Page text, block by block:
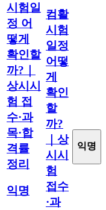
시험일
정 어
떻게
확인할
까?｜
상시시
험 접
수·과
목·합
격률
정리
익명
컴활
시험
일정
어떻
게
확인
할
까?
｜상
시시
험
접수
·과
익명